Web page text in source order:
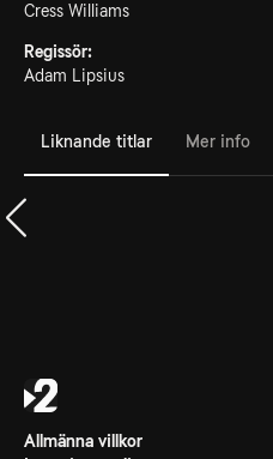
Cress Williams
Regissör:
Adam Lipsius
Liknande titlar Mer info
Allmänna villkor